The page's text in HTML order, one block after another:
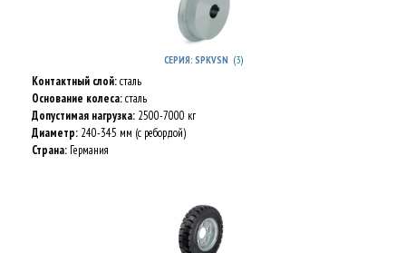
СЕРИЯ: SPKVSN (3)
Контактный слой:сталь
Основание колеса:сталь
Допустимая нагрузка: 2500-7000 кг
Диаметр: 240-345 мм (с ребордой)
Страна: Германия